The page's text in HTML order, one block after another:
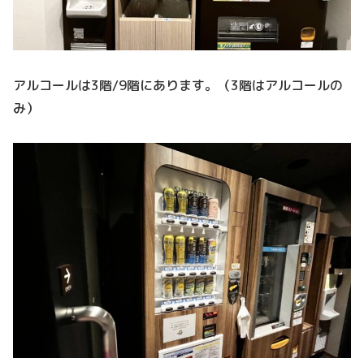
アルコールは3階/9階にあります。（3階はアルコールの
み）